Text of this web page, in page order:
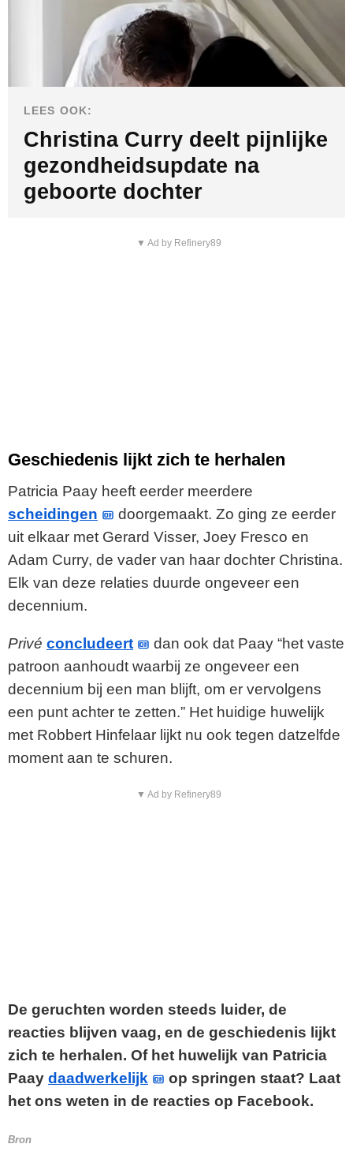
LEES OOK:
Christina Curry deelt pijnlijke
gezondheidsupdate na
geboorte dochter
▼ Ad by Refinery89
Geschiedenis lijkt zich te herhalen
Patricia Paay heeft eerder meerdere
scheidingen
doorgemaakt. Zo ging ze eerder
uit elkaar met Gerard Visser, Joey Fresco en
Adam Curry, de vader van haar dochter Christina.
Elk van deze relaties duurde ongeveer een
decennium.
Privé concludeert
dan ook dat Paay “het vaste
patroon aanhoudt waarbij ze ongeveer een
decennium bij een man blijft, om er vervolgens
een punt achter te zetten.” Het huidige huwelijk
met Robbert Hinfelaar lijkt nu ook tegen datzelfde
moment aan te schuren.
▼ Ad by Refinery89
De geruchten worden steeds luider, de
reacties blijven vaag, en de geschiedenis lijkt
zich te herhalen. Of het huwelijk van Patricia
Paay daadwerkelijk
op springen staat? Laat
het ons weten in de reacties op Facebook.
Bron